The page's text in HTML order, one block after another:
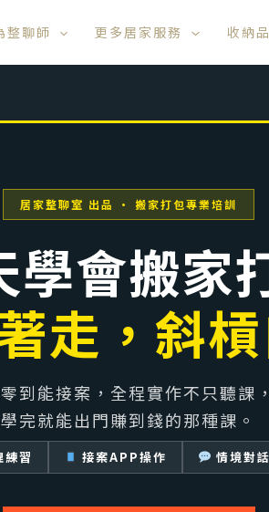
整聊師 更多居家服務 收納
居家整聊室 出品 · 搬家打包專業培訓
學會搬家
走，斜
到能接案，全程實作不只聽課，
學完就能出門賺到錢的那種課。
練習 接案APP操作 情境對